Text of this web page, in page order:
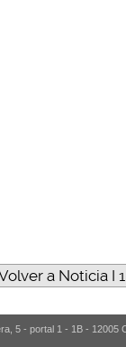
a Noticia I
5 - portal 1 - 1B - 12005